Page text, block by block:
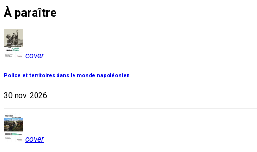
À paraître
cover
Police et territoires dans le monde napoléonien
30 nov. 2026
cover